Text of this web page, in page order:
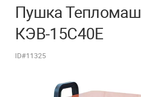
Пушка Тепломаш
КЭВ-15С40Е
ID#11325